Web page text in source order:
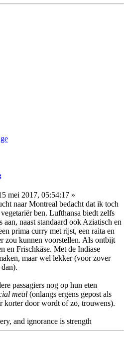
mei 2017, 05:54:17 »
naar Montreal bedacht dat ik toch
ben. Lufthansa biedt zelfs
aan, naast standaard ook Aziatisch en
prima curry met rijst, een raita en
zou kunnen voorstellen. Als ontbijt
en Frischkäse. Met de Indiase
maar wel lekker (voor zover
passagiers nog op hun eten
meal (onlangs ergens gepost als
korter door wordt of zo, trouwens).
and ignorance is strength